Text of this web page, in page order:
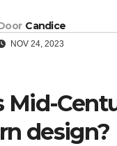
Candice
NOV 24, 2023
Mid-
design?